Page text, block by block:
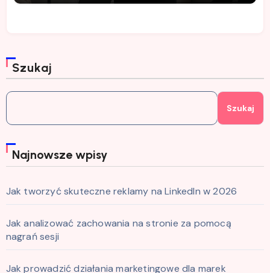
Szukaj
Szukaj
Najnowsze wpisy
Jak tworzyć skuteczne reklamy na LinkedIn w 2026
Jak analizować zachowania na stronie za pomocą
nagrań sesji
Jak prowadzić działania marketingowe dla marek